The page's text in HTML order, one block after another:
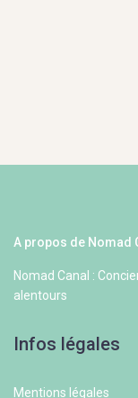
A propos de Nomad
Nomad Canal :
alentours
Infos légales
Mentions légales